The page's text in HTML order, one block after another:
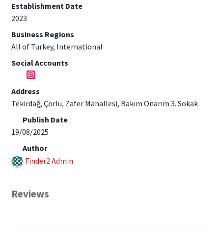
Establishment Date
2023
Business Regions
All of Turkey, International
Social Accounts
Address
Tekirdağ, Çorlu, Zafer Mahallesi, Bakım Onarım 3. Sokak
Publish Date
19/08/2025
Author
Finder2 Admin
Reviews